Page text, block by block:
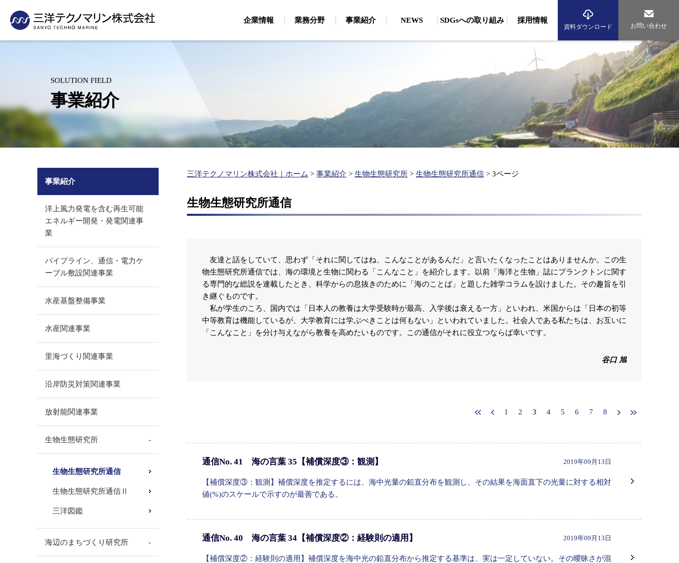
企業情報
グループ紹介
業務分野
（汀線測量、横断測量、3Dレーザースキャン）
空中写真測量（UAV測量）
グリーンレーザ測量（UAV搭載）
海域調査（波浪・流況調査、生物調査、藻場調査）
陸域調査（動物・植物調査）
大気調査（大気・騒音調査、交通量調査）
分析（生物、環境DNA、化学、マイクロプラスチック）
環境コンサルタント
里海づくり関連事業（藻場・干潟・浅場造成、ブルーカーボン
海洋環境保全（放射線関連事業、海洋投入処分、
シミュレーション（ごみ）、底質改善）
建設コンサルタント
環境アセスメント
（維持管理計画、航路埋没・海岸浸食）
再生エネルギー開発（現地調査、各種解析）
洋上風力発電に関する調査・解析（海底地形・海象・ケーブル
水産コンサルタント
水産基盤整備事業
水産振興（水産エコラベル、漁業経営診断、海業支援）
事業紹介
当社の技術の活用事例をご紹介いたします
ギー開発・発電関連事業
（適地選定、環境アセスメント）
水産基盤整備事業関連
（魚礁効果調査・藻場造成）
営診断、海業支援）
里海づくり関連事業
（環境調査、藻場・干潟・浅場造
沿岸防災対策関連事業
（ハザードマップ作成、港湾・海岸
（放射能濃度モニタリング、海底放
射性物質分布調査）
海辺のまちづくり研究所 海洋再生エネルギー研究所
NEWS SDGsへの取り組み
・事業活動から見たSDGs ・CSRから見たSDGs
従業員への取り組み 環境への取り組み
従業員への取り組み 環境への取り組み
採用情報
キャリア採用
アルバイト採用
アルバイト採用 先輩社員の声
資料ダウンロード お問い合わせ
SOLUTION FIELD
事業紹介
三洋テクノマリン株式会社｜ホーム > 事業紹介 > 生物生態研究所 > 生物生態研究所通信 > 3ページ
生物生態研究所通信
友達と話をしていて、思わず「それに関してはね、こんなことがあるんだ」と言いたくなったことはありませんか。この生
物生態研究所通信では、海の環境と生物に関わる「こんなこと」を紹介します。以前「海洋と生物」誌にプランクトンに関す
る専門的な総説を連載したとき、科学からの息抜きのために「海のことば」と題した雑学コラムを設けました。その趣旨を引
き継ぐものです。
私が学生のころ、国内では「日本人の教養は大学受験時が最高、入学後は衰える一方」といわれ、米国からは「日本の初等
中等教育は機能しているが、大学教育には学ぶべきことは何もない」といわれていました。社会人である私たちは、お互いに
「こんなこと」を分け与えながら教養を高めたいものです。この通信がそれに役立つならば幸いです。
谷口 旭
1 2 3 4 5 6 7 8
通信No. 41 海の言葉 35【補償深度③：観測】 2019年09月13日
【補償深度③：観測】補償深度を推定するには、海中光量の鉛直分布を観測し、その結果を海面直下の光量に対する相対
値(%)のスケールで示すのが最善である。
通信No. 40 海の言葉 34【補償深度②：経験則の適用】 2019年09月13日
【補償深度②：経験則の適用】補償深度を海中光の鉛直分布から推定する基準は、実は一定していない。その曖昧さが混
事業紹介
洋上風力発電を含む再生可能
エネルギー開発・発電関連事
業
パイプライン、通信・電力ケ
ーブル敷設関連事業
水産基盤整備事業
水産関連事業
里海づくり関連事業
沿岸防災対策関連事業
放射能関連事業
生物生態研究所
生物生態研究所通信
生物生態研究所通信Ⅱ
三洋図鑑
海辺のまちづくり研究所